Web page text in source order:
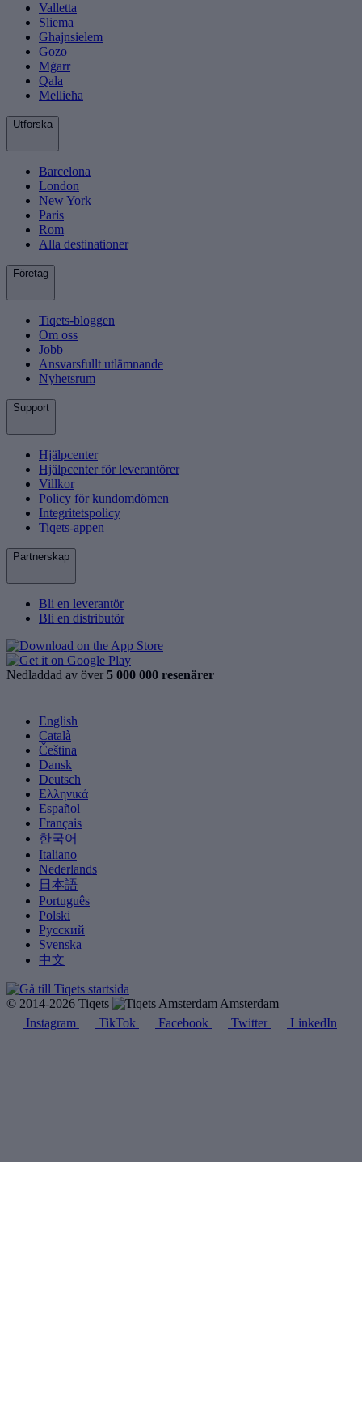
Valletta
Sliema
Ghajnsielem
Gozo
Mġarr
Qala
Mellieħa
Utforska
Barcelona
London
New York
Paris
Rom
Alla destinationer
Företag
Tiqets-bloggen
Om oss
Jobb
Ansvarsfullt utlämnande
Nyhetsrum
Support
Hjälpcenter
Hjälpcenter för leverantörer
Villkor
Policy för kundomdömen
Integritetspolicy
Tiqets-appen
Partnerskap
Bli en leverantör
Bli en distributör
Nedladdad av över 5 000 000 resenärer
English
Català
Čeština
Dansk
Deutsch
Ελληνικά
Español
Français
한국어
Italiano
Nederlands
日本語
Português
Polski
Русский
Svenska
中文
© 2014-2026 Tiqets
Amsterdam
Instagram
TikTok Facebook Twitter LinkedIn